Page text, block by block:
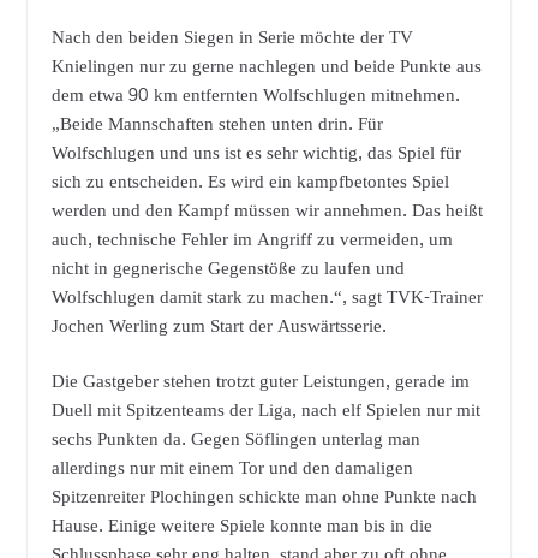
Nach den beiden Siegen in Serie möchte der TV
Knielingen nur zu gerne nachlegen und beide Punkte aus
dem etwa 90 km entfernten Wolfschlugen mitnehmen.
„Beide Mannschaften stehen unten drin. Für
Wolfschlugen und uns ist es sehr wichtig, das Spiel für
sich zu entscheiden. Es wird ein kampfbetontes Spiel
werden und den Kampf müssen wir annehmen. Das heißt
auch, technische Fehler im Angriff zu vermeiden, um
nicht in gegnerische Gegenstöße zu laufen und
Wolfschlugen damit stark zu machen.“, sagt TVK-Trainer
Jochen Werling zum Start der Auswärtsserie.
Die Gastgeber stehen trotzt guter Leistungen, gerade im
Duell mit Spitzenteams der Liga, nach elf Spielen nur mit
sechs Punkten da. Gegen Söflingen unterlag man
allerdings nur mit einem Tor und den damaligen
Spitzenreiter Plochingen schickte man ohne Punkte nach
Hause. Einige weitere Spiele konnte man bis in die